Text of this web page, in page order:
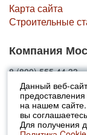
Данный веб-
на нашем
вы
Для получения
Карта сайта
Строительные
Компания
8 (800) 555 44 33
© 2010-2026
Указанные на сайте
РФ).
Стоимость и